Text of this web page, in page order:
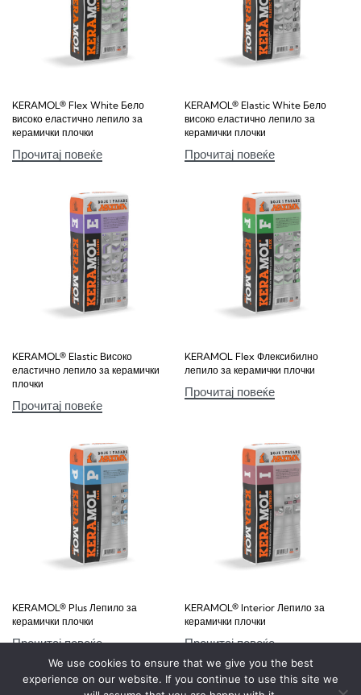
KERAMOL® Flex White Бело
високо еластично лепило за
керамички плочки
Прочитај повеќе
KERAMOL® Elastic White Бело
високо еластично лепило за
керамички плочки
Прочитај повеќе
KERAMOL® Elastic Високо
еластично лепило за керамички
плочки
Прочитај повеќе
KERAMOL Flex Флексибилно
лепило за керамички плочки
Прочитај повеќе
KERAMOL® Plus Лепило за
керамички плочки
Прочитај повеќе
KERAMOL® lnterior Лепило за
керамички плочки
Прочитај повеќе
We use cookies to ensure that we give you the best
experience on our website. If you continue to use this site we